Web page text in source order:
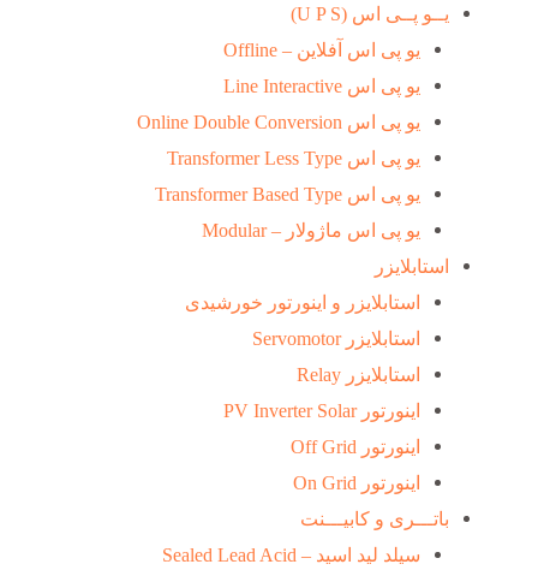
یــو پــی اس (U P S)
یو پی اس آفلاین – Offline
یو پی اس Line Interactive
یو پی اس Online Double Conversion
یو پی اس Transformer Less Type
یو پی اس Transformer Based Type
یو پی اس ماژولار – Modular
استابلایزر
استابلایزر و اینورتور خورشیدی
استابلایزر Servomotor
استابلایزر Relay
اینورتور PV Inverter Solar
اینورتور Off Grid
اینورتور On Grid
باتـــری و کابیـــنت
سیلد لید اسید – Sealed Lead Acid